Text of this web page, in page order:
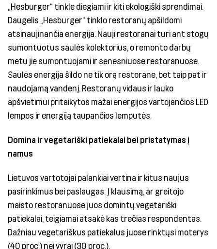
„Hesburger“ tinkle diegiami ir kiti ekologiški sprendimai.
Daugelis „Hesburger“ tinklo restoranų apšildomi
atsinaujinančia energija. Nauji restoranai turi ant stogų
sumontuotus saulės kolektorius, o remonto darbų
metu jie sumontuojami ir senesniuose restoranuose.
Saulės energija šildo ne tik orą restorane, bet taip pat ir
naudojamą vandenį. Restoranų vidaus ir lauko
apšvietimui pritaikytos mažai energijos vartojančios LED
lempos ir energiją taupančios lemputės.
Domina ir vegetariški patiekalai bei pristatymas į
namus
Lietuvos vartotojai palankiai vertina ir kitus naujus
pasirinkimus bei paslaugas. Į klausimą, ar greitojo
maisto restoranuose juos domintų vegetariški
patiekalai, teigiamai atsakė kas trečias respondentas.
Dažniau vegetariškus patiekalus juose rinktųsi moterys
(40 proc.) nei vyrai (30 proc.).